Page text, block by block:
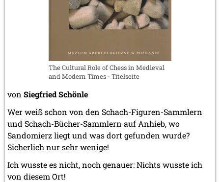
The Cultural Role of Chess in Medieval
and Modern Times - Titelseite
von Siegfried Schönle
Wer weiß schon von den Schach-Figuren-Sammlern
und Schach-Bücher-Sammlern auf Anhieb, wo
Sandomierz liegt und was dort gefunden wurde?
Sicherlich nur sehr wenige!
Ich wusste es nicht, noch genauer: Nichts wusste ich
von diesem Ort!